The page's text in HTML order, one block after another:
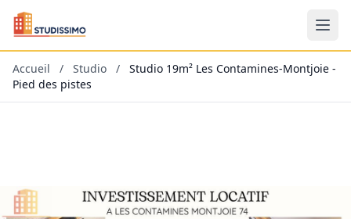
Accueil / Studio /
Studio 19m² Les Contamines-Montjoie -
Pied des pistes